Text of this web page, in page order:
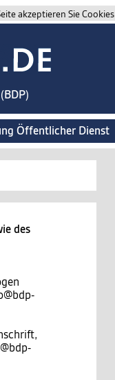
akzeptieren Sie Cookies.
Öffentlicher Dienst
des